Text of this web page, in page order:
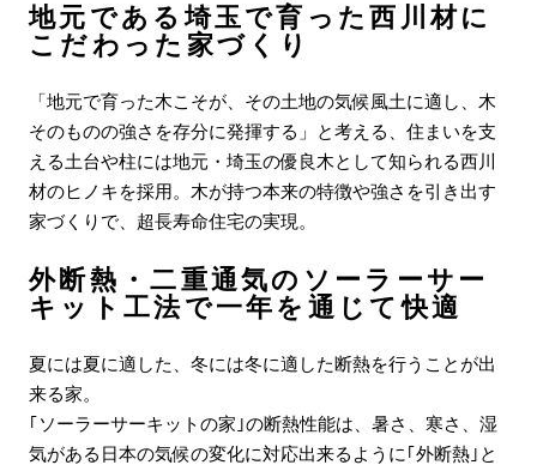
地元である埼玉で育った西川材に
こだわった家づくり
「地元で育った木こそが、その土地の気候風土に適し、木
そのものの強さを存分に発揮する」と考える、住まいを支
える土台や柱には地元・埼玉の優良木として知られる西川
材のヒノキを採用。木が持つ本来の特徴や強さを引き出す
家づくりで、超長寿命住宅の実現。
外断熱・二重通気のソーラーサー
キット工法で一年を通じて快適
夏には夏に適した、冬には冬に適した断熱を行うことが出
来る家。
｢ソーラーサーキットの家｣の断熱性能は、暑さ、寒さ、湿
気がある日本の気候の変化に対応出来るように｢外断熱｣と